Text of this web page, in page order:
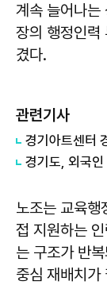
계속 늘어나는
장의 행정인력
겼다.
관련기사
노조는 교육행
접 지원하는
는 구조가 반
중심 재배치가